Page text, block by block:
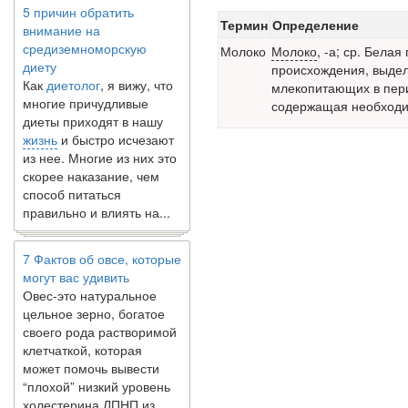
внимание на
средиземноморскую
диету
Какдиетолог
многие причудливые
диеты приходят в нашу
жизньи быстро исчезают
из нее. Многие из них это
скорее наказание, чем
способ питаться
правильно и влиять на...
7 Фактов об овсе, которые
могут вас удивить
Овес-это натуральное
цельное зерно, богатое
своего рода растворимой
клетчаткой, которая
может помочь вывести
“плохой” низкий уровень
холестерина ЛПНП из
Термин Определение
Молоко Молоко, -а; ср. Белая
происхождения,
млекопитающих в
содержащая